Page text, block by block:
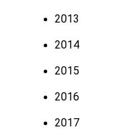
2013
2014
2015
2016
2017